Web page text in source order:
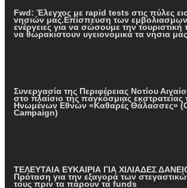
Fwd: Έλεγχος με rapid tests στις πύλες
νησιών μας.Επίσπευση των
ενέργειες για να σώσουμε την τουριστική
να θωρακιστουν υγειονομικά τα νησια
Συνεργασία της Περιφέρειας Νοτίου
στο πλαίσιο της παγκόσμιας εκστρατείας
Ηνωμένων Εθνών «Καθαρές Θάλασσες»
Campaign)
ΤΕΛΕΥΤΑΙΑ ΕΥΚΑΙΡΙΑ ΓΙΑ ΧΙΛΙΑΔΕΣ
Πρόταση για την εξαγορά των
τους πριν τα πάρουν τα funds